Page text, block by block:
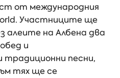
от международния
Участниците ще
алеите на Албена два
и
традиционни песни,
тях ще се